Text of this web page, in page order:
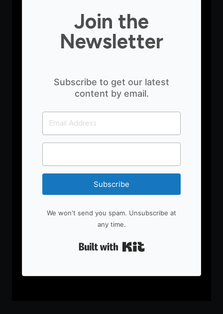
Join the
Newsletter
Subscribe to get our latest
content by email.
Subscribe
We won't send you spam. Unsubscribe at
any time.